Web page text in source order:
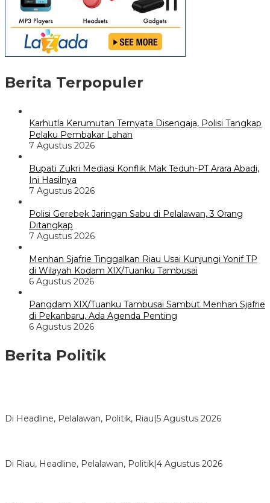
Berita Terpopuler
Karhutla Kerumutan Ternyata Disengaja, Polisi Tangkap
Pelaku Pembakar Lahan
7 Agustus 2026
Bupati Zukri Mediasi Konflik Mak Teduh-PT Arara Abadi,
Ini Hasilnya
7 Agustus 2026
Polisi Gerebek Jaringan Sabu di Pelalawan, 3 Orang
Ditangkap
7 Agustus 2026
Menhan Sjafrie Tinggalkan Riau Usai Kunjungi Yonif TP
di Wilayah Kodam XIX/Tuanku Tambusai
6 Agustus 2026
Pangdam XIX/Tuanku Tambusai Sambut Menhan Sjafrie
di Pekanbaru, Ada Agenda Penting
6 Agustus 2026
Berita Politik
Di Headline, Pelalawan, Politik, Riau|5 Agustus 2026
Di Riau, Headline, Pelalawan, Politik|4 Agustus 2026